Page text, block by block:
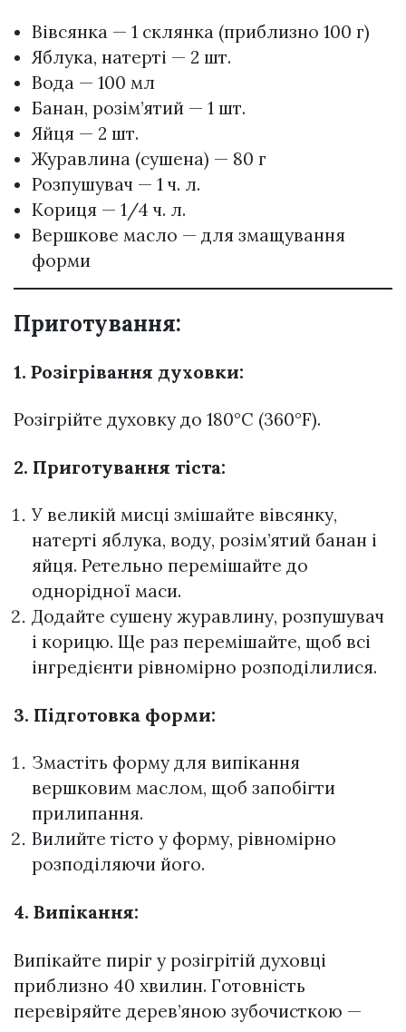
Вівсянка — 1 склянка (приблизно 100 г)
Яблука, натерті — 2 шт.
Вода — 100 мл
Банан, розім’ятий — 1 шт.
Яйця — 2 шт.
Журавлина (сушена) — 80 г
Розпушувач — 1 ч. л.
Кориця — 1/4 ч. л.
Вершкове масло — для змащування
форми
Приготування:
1. Розігрівання духовки:
Розігрійте духовку до 180°C (360°F).
2. Приготування тіста:
У великій мисці змішайте вівсянку,
натерті яблука, воду, розім’ятий банан і
яйця. Ретельно перемішайте до
однорідної маси.
Додайте сушену журавлину, розпушувач
і корицю. Ще раз перемішайте, щоб всі
інгредієнти рівномірно розподілилися.
3. Підготовка форми:
Змастіть форму для випікання
вершковим маслом, щоб запобігти
прилипання.
Вилийте тісто у форму, рівномірно
розподіляючи його.
4. Випікання:
Випікайте пиріг у розігрітій духовці
приблизно 40 хвилин. Готовність
перевіряйте дерев’яною зубочисткою —